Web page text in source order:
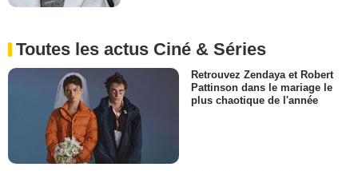
Toutes les actus Ciné & Séries
Retrouvez Zendaya et Robert
Pattinson dans le mariage le
plus chaotique de l'année